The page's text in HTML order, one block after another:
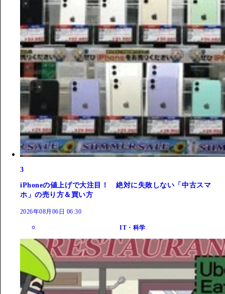
3
iPhoneの値上げで大注目！ 絶対に失敗しない「中古スマ
ホ」の売り方＆買い方
2026年08月06日 06:30
IT・科学